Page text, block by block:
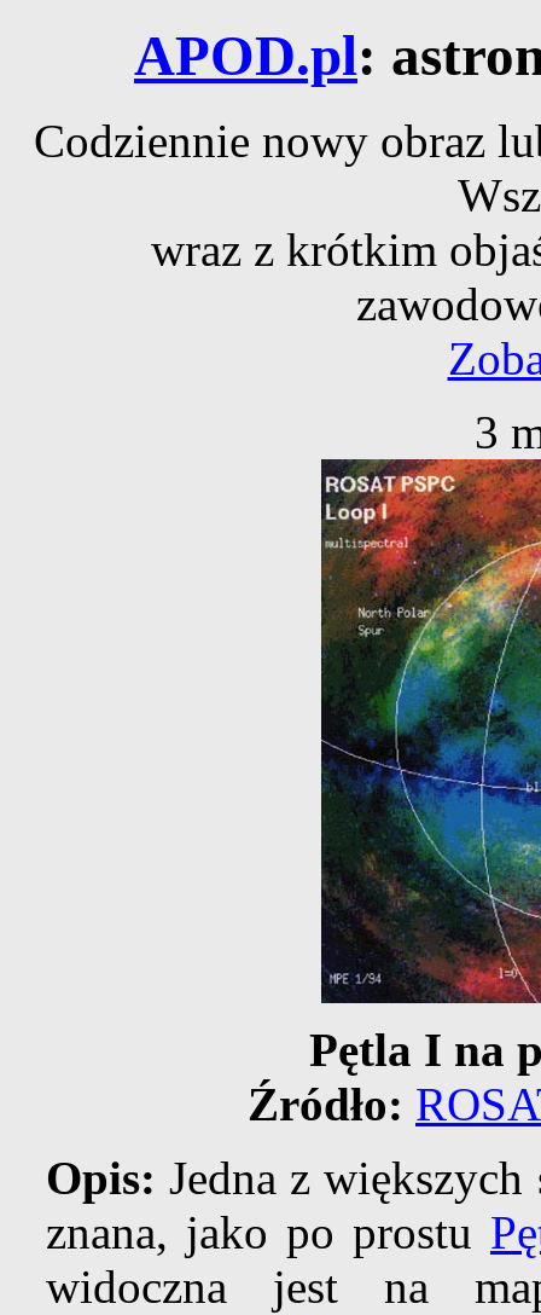
APOD.pl:
Codziennie nowy obraz
wraz z krótkim
3
Pętla I na
Źródło:
Opis: Jedna z
znana, jako po prostu
widoczna jest na